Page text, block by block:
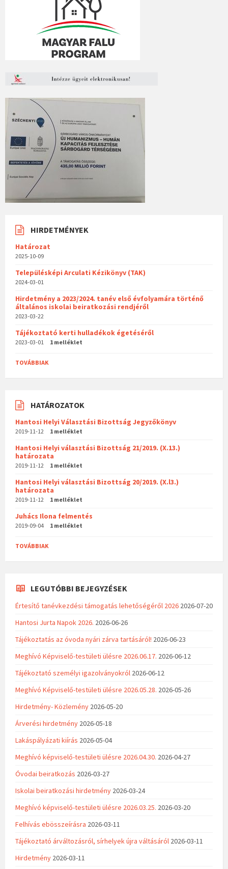
HIRDETMÉNYEK
Határozat
2025-10-09
Településképi Arculati Kézikönyv (TAK)
2024-03-01
Hirdetmény a 2023/2024. tanév első évfolyamára történő
általános iskolai beiratkozási rendjéről
2023-03-22
Tájékoztató kerti hulladékok égetéséről
2023-03-01 1 melléklet
TOVÁBBIAK
HATÁROZATOK
Hantosi Helyi Választási Bizottság Jegyzőkönyv
2019-11-12 1 melléklet
Hantosi Helyi választási Bizottság 21/2019. (X.13.)
határozata
2019-11-12 1 melléklet
Hantosi Helyi választási Bizottság 20/2019. (X.l3.)
határozata
2019-11-12 1 melléklet
Juhács Ilona felmentés
2019-09-04 1 melléklet
TOVÁBBIAK
LEGUTÓBBI BEJEGYZÉSEK
Értesítő tanévkezdési támogatás lehetőségéről 2026 2026-07-20
Hantosi Jurta Napok 2026. 2026-06-26
Tájékoztatás az óvoda nyári zárva tartásáról! 2026-06-23
Meghívó Képviselő-testületi ülésre 2026.06.17. 2026-06-12
Tájékoztató személyi igazolványokról 2026-06-12
Meghívó Képviselő-testületi ülésre 2026.05.28. 2026-05-26
Hirdetmény- Közlemény 2026-05-20
Árverési hirdetmény 2026-05-18
Lakáspályázati kiírás 2026-05-04
Meghívó képviselő-testületi ülésre 2026.04.30. 2026-04-27
Óvodai beiratkozás 2026-03-27
Iskolai beiratkozási hirdetmény 2026-03-24
Meghívó képviselő-testületi ülésre 2026.03.25. 2026-03-20
Felhívás ebösszeírásra 2026-03-11
Tájékoztató árváltozásról, sírhelyek újra váltásáról 2026-03-11
Hirdetmény 2026-03-11